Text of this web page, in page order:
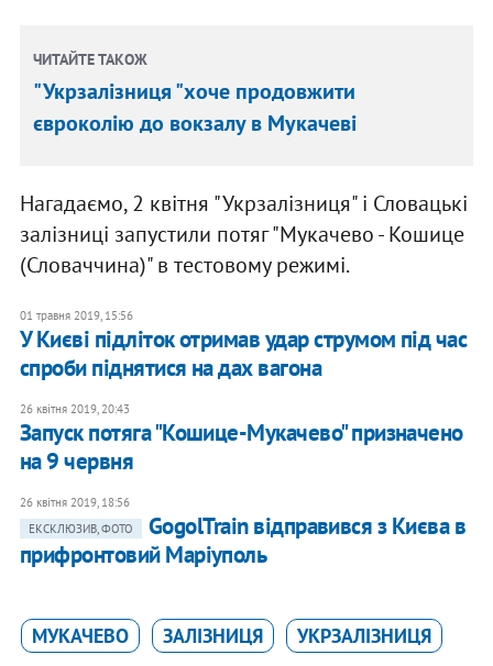
ЧИТАЙТЕ ТАКОЖ
"Укрзалізниця "хоче продовжити
євроколію до вокзалу в Мукачеві
Нагадаємо, 2 квітня "Укрзалізниця" і Словацькі
залізниці запустили потяг "Мукачево - Кошице
(Словаччина)" в тестовому режимі.
01 травня 2019, 15:56
У Києві підліток отримав удар струмом під час
спроби піднятися на дах вагона
26 квітня 2019, 20:43
Запуск потяга "Кошице-Мукачево" призначено
на 9 червня
26 квітня 2019, 18:56
ЕКСКЛЮЗИВ, ФОТО
GogolTrain відправився з Києва в
прифронтовий Маріуполь
МУКАЧЕВО ЗАЛІЗНИЦЯ УКРЗАЛІЗНИЦЯ